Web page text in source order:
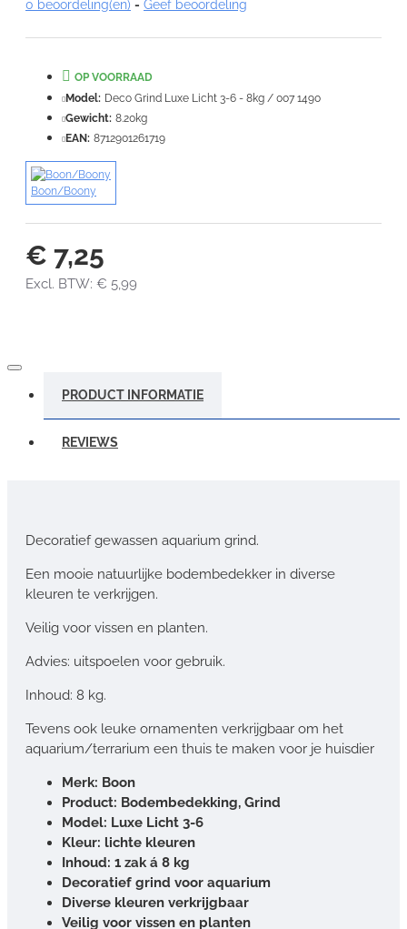
Note:HTML-code wordt niet vertaald!
VERDER
0 beoordeling(en) - Geef beoordeling
€ 7,25
Excl. BTW: € 5,99
OP VOORRAAD
Model: Deco Grind Luxe Licht 3-6 - 8kg / 007 1490
Gewicht: 8.20kg
EAN: 8712901261719
Boon/Boony
PRODUCT INFORMATIE
REVIEWS
Decoratief gewassen aquarium grind.
Een mooie natuurlijke bodembedekker in diverse
kleuren te verkrijgen.
Veilig voor vissen en planten.
Advies: uitspoelen voor gebruik.
Inhoud: 8 kg.
Tevens ook leuke ornamenten verkrijgbaar om het
aquarium/terrarium een thuis te maken voor je huisdier
Merk: Boon
Product: Bodembedekking, Grind
Model: Luxe Licht 3-6
Kleur: lichte kleuren
Inhoud: 1 zak á 8 kg
Decoratief grind voor aquarium
Diverse kleuren verkrijgbaar
Veilig voor vissen en planten